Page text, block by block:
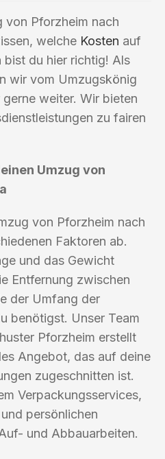
von Pforzheim nach
welche Kosten auf
bist du hier richtig! Als
wir vom Umzugskönig
weiter. Wir bieten
zu fairen
Umzug von
von Pforzheim nach
Faktoren ab.
und das Gewicht
Entfernung zwischen
der Umfang der
benötigst. Unser Team
Pforzheim erstellt
Angebot, das auf deine
zugeschnitten ist.
Verpackungsservices,
persönlichen
und Abbauarbeiten.